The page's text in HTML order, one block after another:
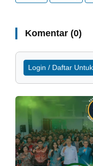
Komentar (0)
Login / Daftar